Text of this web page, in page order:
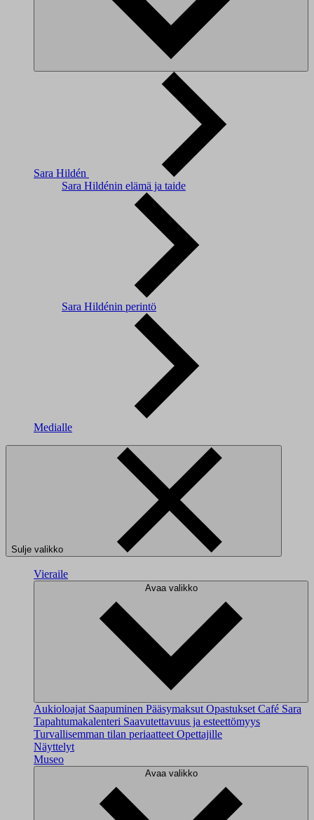
Sara Hildén
Sara Hildénin elämä ja taide
Sara Hildénin perintö
Medialle
Sulje valikko
Vieraile
Avaa valikko
Aukioloajat Saapuminen Pääsymaksut Opastukset Café Sara
Tapahtumakalenteri Saavutettavuus ja esteettömyys
Turvallisemman tilan periaatteet Opettajille
Näyttelyt
Museo
Avaa valikko